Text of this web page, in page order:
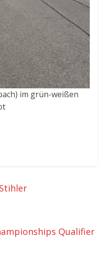
im grün-weißen
Qualifier